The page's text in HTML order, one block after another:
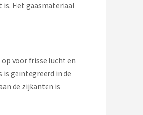
is. Het gaasmateriaal
voor frisse lucht en
is geïntegreerd in de
de zijkanten is